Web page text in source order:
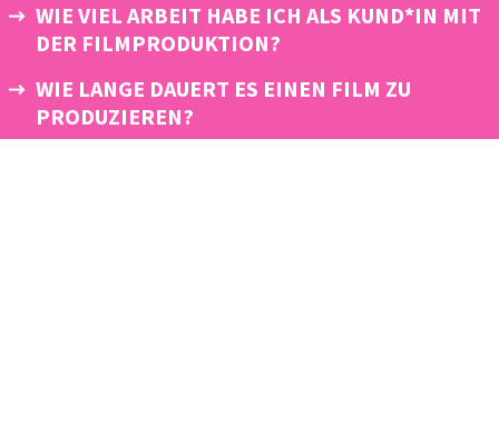
WIE VIEL ARBEIT HABE ICH ALS KUND*IN MIT
DER FILMPRODUKTION?
WIE LANGE DAUERT ES EINEN FILM ZU
PRODUZIEREN?